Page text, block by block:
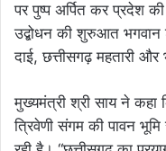
पर पुष्प अर्पित कर प्रदेश
उद्बोधन की शुरुआत भगवान
दाई, छत्तीसगढ़ महतारी
मुख्यमंत्री श्री साय ने कहा
त्रिवेणी संगम की पावन